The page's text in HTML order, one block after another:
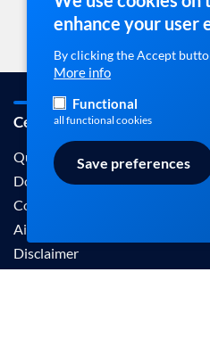
Cebam / ebpracticenet
Qui sommes-nous
Documentation
Contact
Aide
Disclaimer
enhance your user
By clicking the Accept
More info
Functional
all functional cookies
Save preferences